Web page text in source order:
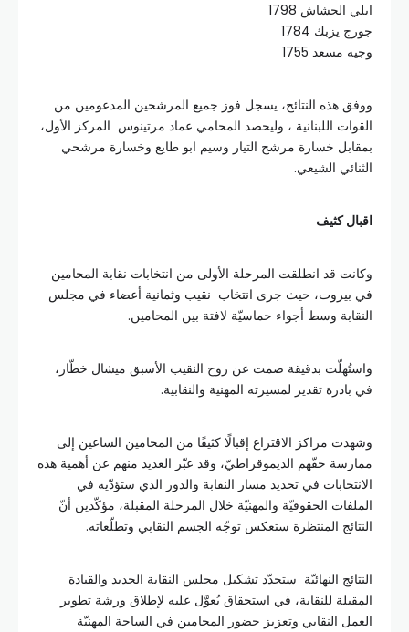
ايلي الحشاش 1798
جورج يزبك 1784
وجيه مسعد 1755
ووفق هذه النتائج، يسجل فوز جميع المرشحين المدعومين من
القوات اللبنانية ، وليحصد المحامي عماد مرتينوس المركز الأول،
بمقابل خسارة مرشح التيار وسيم ابو طايع وخسارة مرشحي
الثنائي الشيعي.
اقبال كثيف
وكانت قد انطلقت المرحلة الأولى من انتخابات نقابة المحامين
في بيروت، حيث جرى انتخاب نقيب وثمانية أعضاء في مجلس
النقابة وسط أجواء حماسيّة لافتة بين المحامين.
واستُهلّت بدقيقة صمت عن روح النقيب الأسبق ميشال خطّار،
في بادرة تقدير لمسيرته المهنية والنقابية.
وشهدت مراكز الاقتراع إقبالًا كثيفًا من المحامين الساعين إلى
ممارسة حقّهم الديموقراطيّ، وقد عبّر العديد منهم عن أهمية هذه
الانتخابات في تحديد مسار النقابة والدور الذي ستؤدّيه في
الملفات الحقوقيّة والمهنيّة خلال المرحلة المقبلة، مؤكّدين أنّ
النتائج المنتظرة ستعكس توجّه الجسم النقابي وتطلّعاته.
النتائج النهائيّة ستحدّد تشكيل مجلس النقابة الجديد والقيادة
المقبلة للنقابة، في استحقاق يُعوَّل عليه لإطلاق ورشة تطوير
العمل النقابي وتعزيز حضور المحامين في الساحة المهنيّة